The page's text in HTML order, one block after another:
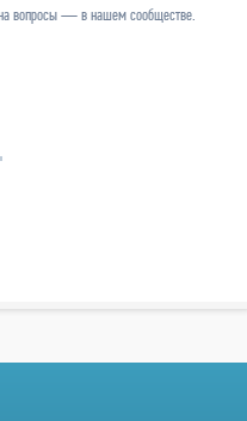
вопросы — в нашем сообществе.